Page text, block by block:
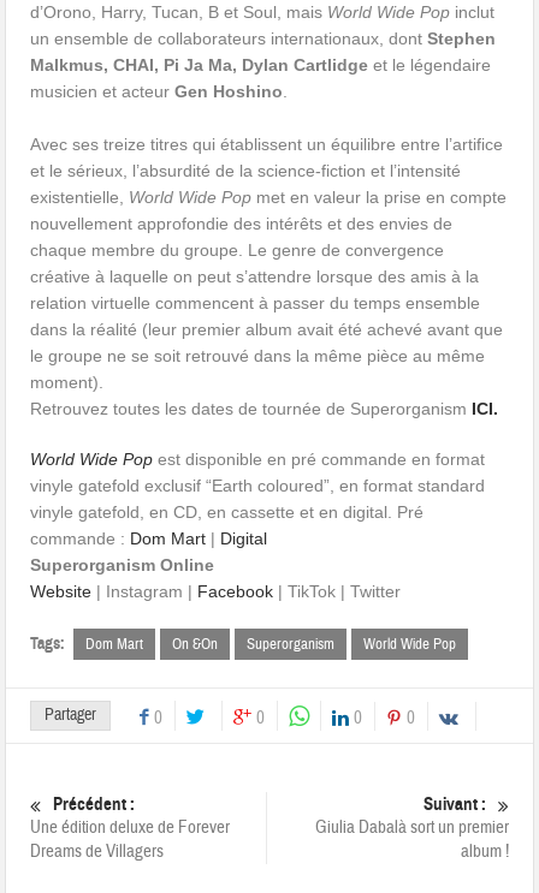
d’Orono, Harry, Tucan, B et Soul, mais World Wide Pop inclut
un ensemble de collaborateurs internationaux, dontStephen
Malkmus, CHAI, Pi Ja Ma, Dylan Cartlidge et le légendaire
musicien et acteurGen Hoshino
Avec ses treize titres qui établissent un équilibre entre l’artifice
et le sérieux, l’absurdité de la science-fiction et l’intensité
existentielle, World Wide Pop met en valeur la prise en compte
nouvellement approfondie des intérêts et des envies de
chaque membre du groupe. Le genre de convergence
créative à laquelle on peut s’attendre lorsque des amis à la
relation virtuelle commencent à passer du temps ensemble
dans la réalité (leur premier album avait été achevé avant que
le groupe ne se soit retrouvé dans la même pièce au même
moment).
Retrouvez toutes les dates de tournée de Superorganism ICI.
World Wide Pop est disponible en pré commande en format
vinyle gatefold exclusif “Earth coloured”, en format standard
vinyle gatefold, en CD, en cassette et en digital. Pré
commande : Dom Mart | Digital
Superorganism Online
Website | Instagram | Facebook | TikTok | Twitter
Tags: Dom Mart On &On Superorganism World Wide Pop
Partager 0 0 0 0
Précédent :
Une édition deluxe de Forever
Dreams de Villagers
Suivant :
Giulia Dabalà sort un premier
album !